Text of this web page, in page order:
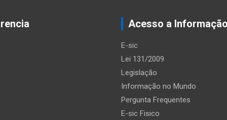
Acesso a
E-sic
Lei 131/2009
Legislação
Informação no Mundo
Pergunta Frequentes
E-sic Fisico